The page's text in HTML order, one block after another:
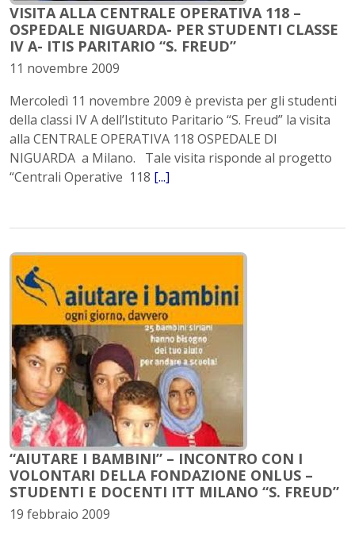
VISITA ALLA CENTRALE OPERATIVA 118 –
OSPEDALE NIGUARDA- PER STUDENTI CLASSE
IV A- ITIS PARITARIO “S. FREUD”
11 novembre 2009
Mercoledì 11 novembre 2009 è prevista per gli studenti
della classi IV A dell’Istituto Paritario “S. Freud” la visita
alla CENTRALE OPERATIVA 118 OSPEDALE DI
NIGUARDA a Milano. Tale visita risponde al progetto
“Centrali Operative 118 [...]
“AIUTARE I BAMBINI” – INCONTRO CON I
VOLONTARI DELLA FONDAZIONE ONLUS –
STUDENTI E DOCENTI ITT MILANO “S. FREUD”
19 febbraio 2009